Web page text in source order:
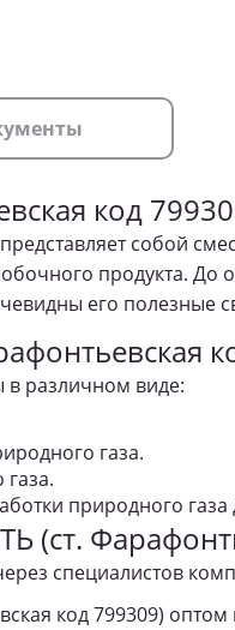
код
собой
продукта. До
его полезные
в различном виде:
газа.
природного
(ст.
специалистов
код 799309)